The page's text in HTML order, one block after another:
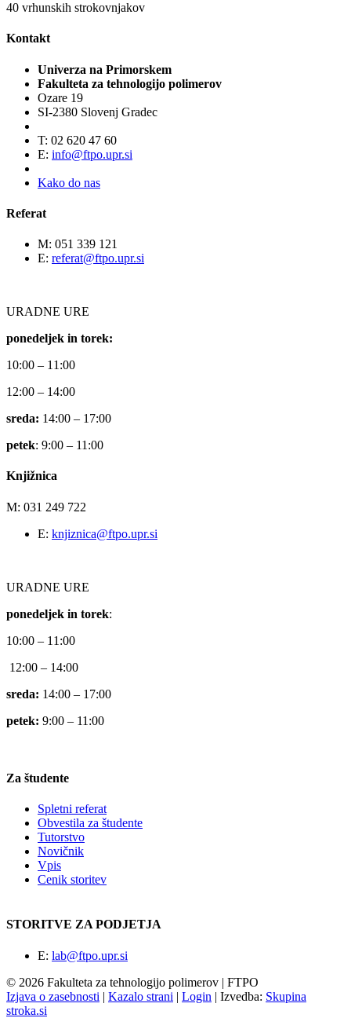
40 vrhunskih strokovnjakov
Kontakt
Univerza na Primorskem
Fakulteta za tehnologijo polimerov
Ozare 19
SI-2380 Slovenj Gradec
T: 02 620 47 60
E: info@ftpo.upr.si
Kako do nas
Referat
M: 051 339 121
E: referat@ftpo.upr.si
URADNE URE
ponedeljek in torek:
10:00 – 11:00
12:00 – 14:00
sreda: 14:00 – 17:00
petek: 9:00 – 11:00
Knjižnica
M: 031 249 722
E: knjiznica@ftpo.upr.si
URADNE URE
ponedeljek in torek:
10:00 – 11:00
12:00 – 14:00
sreda: 14:00 – 17:00
petek: 9:00 – 11:00
Za študente
Spletni referat
Obvestila za študente
Tutorstvo
Novičnik
Vpis
Cenik storitev
STORITVE ZA PODJETJA
E: lab@ftpo.upr.si
© 2026 Fakulteta za tehnologijo polimerov | FTPO
Izjava o zasebnosti | Kazalo strani | Login | Izvedba: Skupina
stroka.si